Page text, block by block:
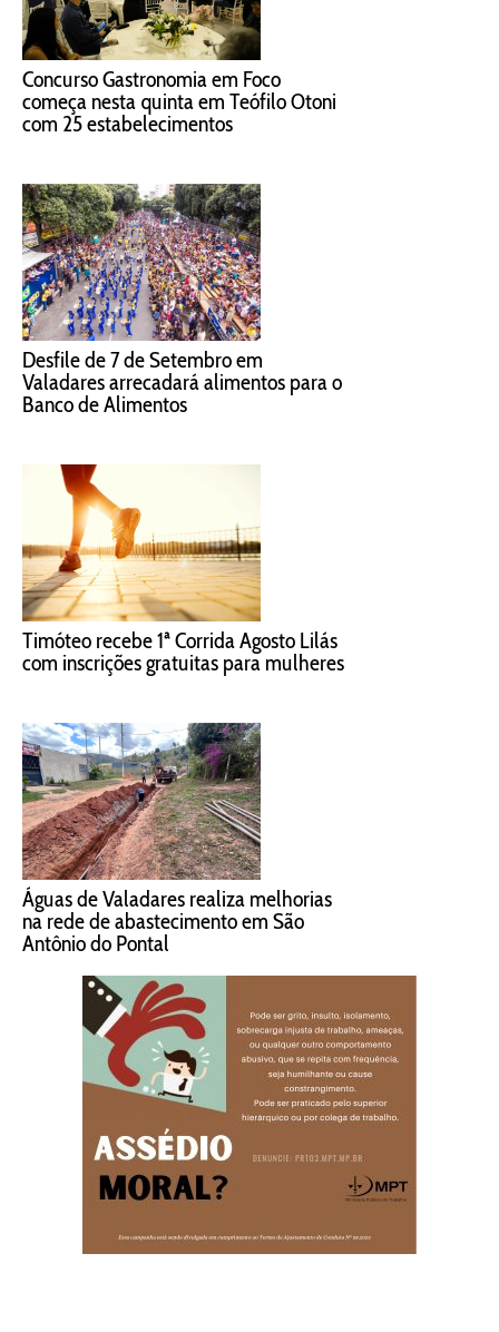
Concurso Gastronomia em Foco
começa nesta quinta em Teófilo Otoni
com 25 estabelecimentos
Desfile de 7 de Setembro em
Valadares arrecadará alimentos para o
Banco de Alimentos
Timóteo recebe 1ª Corrida Agosto Lilás
com inscrições gratuitas para mulheres
Águas de Valadares realiza melhorias
na rede de abastecimento em São
Antônio do Pontal